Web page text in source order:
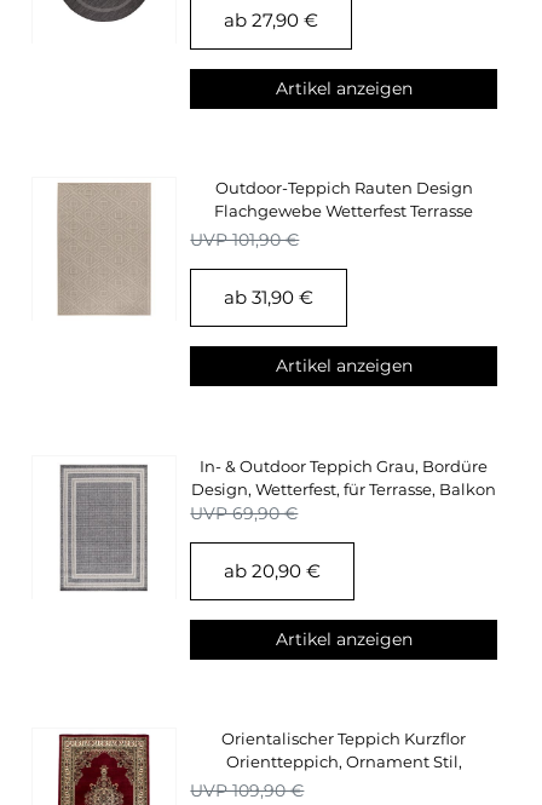
ab 27,90 €
Artikel anzeigen
Outdoor-Teppich Rauten Design
Flachgewebe Wetterfest Terrasse
Küchen Teppich
UVP 101,90 €
ab 31,90 €
Artikel anzeigen
In- & Outdoor Teppich Grau, Bordüre
Design, Wetterfest, für Terrasse, Balkon
UVP 69,90 €
ab 20,90 €
Artikel anzeigen
Orientalischer Teppich Kurzflor
Orientteppich, Ornament Stil,
Wohnzimmerteppich
UVP 109,90 €